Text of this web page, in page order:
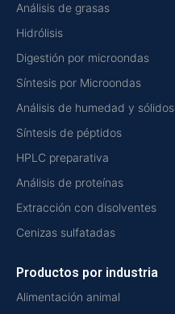
Análisis de grasas
Hidrólisis
Digestión por microondas
Síntesis por Microondas
Análisis de humedad y sólidos
Síntesis de péptidos
HPLC preparativa
Análisis de proteínas
Extracción con disolventes
Cenizas sulfatadas
Productos por industria
Alimentación animal